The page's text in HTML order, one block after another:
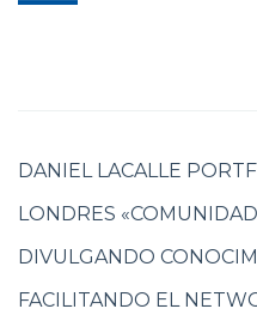
DANIEL LACALLE
LONDRES
DIVULGANDO
FACILITANDO EL